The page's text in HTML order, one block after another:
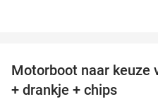
Motorboot naar keuze
+ drankje + chips